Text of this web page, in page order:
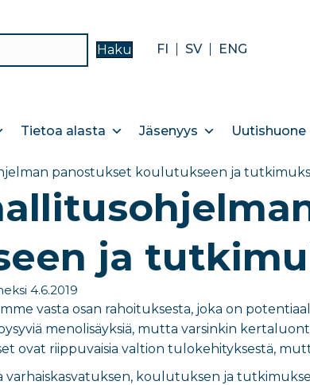
Haku FI SV ENG
Tietoa alasta Jäsenyys Uutishuone
panostukset koulutukseen ja
ja
4.6.2019
vasta osan rahoituksesta, joka on
menolisäyksiä, mutta varsinkin
ovat riippuvaisia valtion tulokehityksestä,
koulutuksen ja